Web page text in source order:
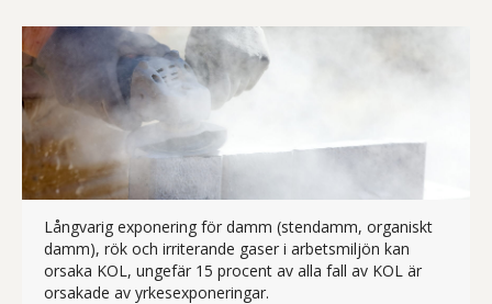
Långvarig exponering för damm (stendamm, organiskt
damm), rök och irriterande gaser i arbetsmiljön kan
orsaka KOL, ungefär 15 procent av alla fall av KOL är
orsakade av yrkesexponeringar.